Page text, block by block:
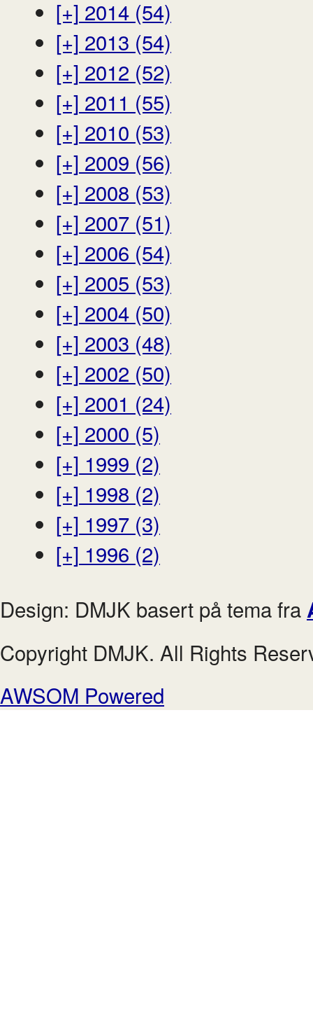
[+] 2014 (54)
[+] 2013 (54)
[+] 2012 (52)
[+] 2011 (55)
[+] 2010 (53)
[+] 2009 (56)
[+] 2008 (53)
[+] 2007 (51)
[+] 2006 (54)
[+] 2005 (53)
[+] 2004 (50)
[+] 2003 (48)
[+] 2002 (50)
[+] 2001 (24)
[+] 2000 (5)
[+] 1999 (2)
[+] 1998 (2)
[+] 1997 (3)
[+] 1996 (2)
Design: DMJK basert på tema fra
Copyright DMJK. All Rights
AWSOM Powered